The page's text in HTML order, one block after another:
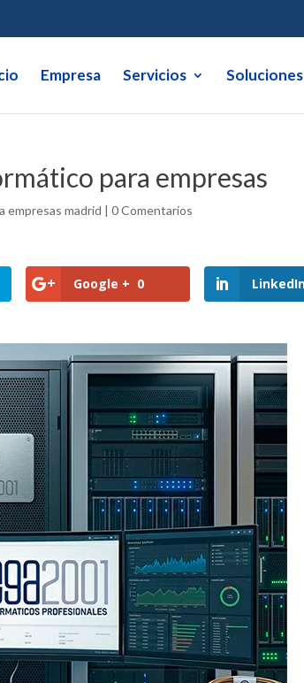
Empresa Servicios
para empresas
empresas madrid |0 Comentarios
Google + 0